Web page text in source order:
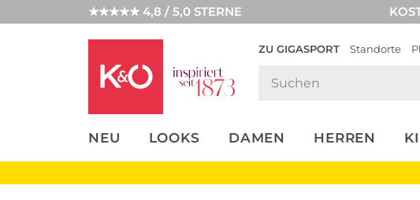
★★★★★ 4,8 / 5,0 STERNE
ZU GIGASPORT Standorte
NEU LOOKS DAMEN HERREN
UNSERE APP
CLICK &